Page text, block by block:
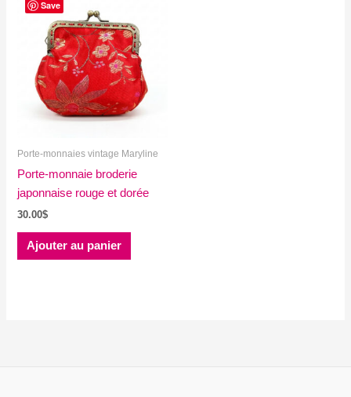
Save
Porte-monnaies vintage Maryline
Porte-monnaie broderie
japonnaise rouge et dorée
30.00$
Ajouter au panier